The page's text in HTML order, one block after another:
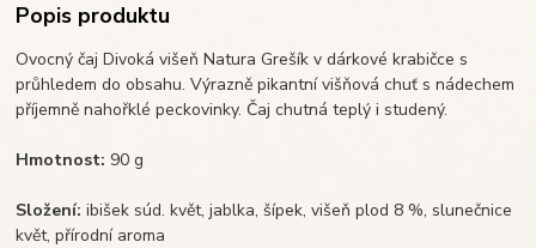
Popis produktu
Ovocný čaj Divoká višeň Natura Grešík v dárkové krabičce s
průhledem do obsahu. Výrazně pikantní višňová chuť s nádechem
příjemně nahořklé peckovinky. Čaj chutná teplý i studený.
Hmotnost: 90 g
Složení: ibišek súd. květ, jablka, šípek, višeň plod 8 %, slunečnice
květ, přírodní aroma